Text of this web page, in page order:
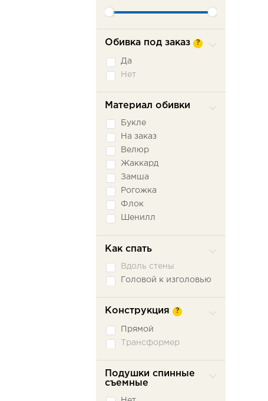
Обивка под заказ ?
Да
Нет
Материал обивки
Букле
На заказ
Велюр
Жаккард
Замша
Рогожка
Флок
Шенилл
Как спать
Вдоль стены
Головой к изголовью
Конструкция ?
Прямой
Трансформер
Подушки спинные
съемные